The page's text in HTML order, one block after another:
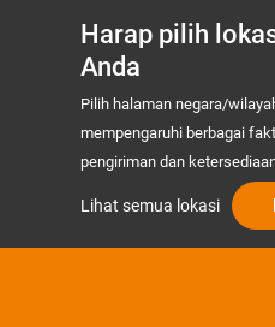
Harap pilih
Anda
Pilih halaman negara/
mempengaruhi berbagai
pengiriman dan
Lihat semua lokasi